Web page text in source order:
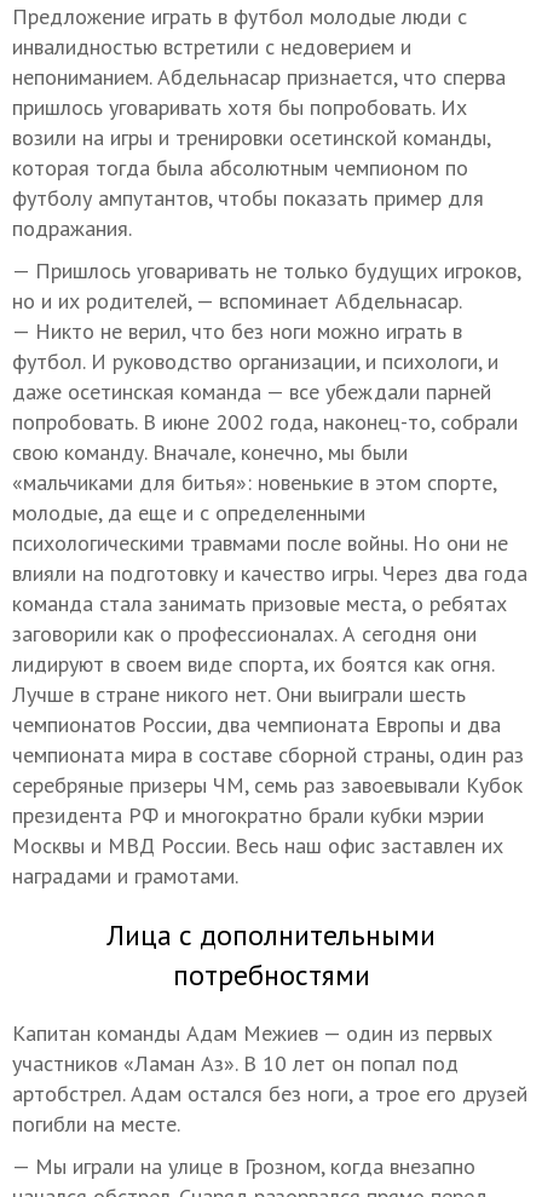
Предложение играть в футбол молодые люди с
инвалидностью встретили с недоверием и
непониманием. Абдельнасар признается, что сперва
пришлось уговаривать хотя бы попробовать. Их
возили на игры и тренировки осетинской команды,
которая тогда была абсолютным чемпионом по
футболу ампутантов, чтобы показать пример для
подражания.
— Пришлось уговаривать не только будущих игроков,
но и их родителей, — вспоминает Абдельнасар.
— Никто не верил, что без ноги можно играть в
футбол. И руководство организации, и психологи, и
даже осетинская команда — все убеждали парней
попробовать. В июне 2002 года, наконец-то, собрали
свою команду. Вначале, конечно, мы были
«мальчиками для битья»: новенькие в этом спорте,
молодые, да еще и с определенными
психологическими травмами после войны. Но они не
влияли на подготовку и качество игры. Через два года
команда стала занимать призовые места, о ребятах
заговорили как о профессионалах. А сегодня они
лидируют в своем виде спорта, их боятся как огня.
Лучше в стране никого нет. Они выиграли шесть
чемпионатов России, два чемпионата Европы и два
чемпионата мира в составе сборной страны, один раз
серебряные призеры ЧМ, семь раз завоевывали Кубок
президента РФ и многократно брали кубки мэрии
Москвы и МВД России. Весь наш офис заставлен их
наградами и грамотами.
Лица с дополнительными
потребностями
Капитан команды Адам Межиев — один из первых
участников «Ламан Аз». В 10 лет он попал под
артобстрел. Адам остался без ноги, а трое его друзей
погибли на месте.
— Мы играли на улице в Грозном, когда внезапно